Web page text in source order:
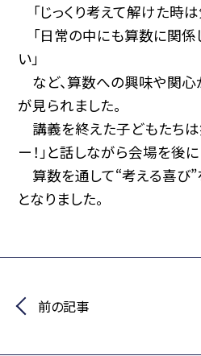
「じっくり考えて解けた時は
「日常の中にも算数に関係
い」
など、算数への興味や関心
が見られました。
講義を終えた子どもたちは
ー！」と話しながら会場を後に
算数を通して“考える喜び”
となりました。
前の記事